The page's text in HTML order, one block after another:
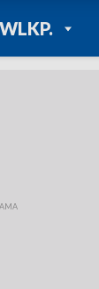
POWRÓT DO
TVP REGIONY